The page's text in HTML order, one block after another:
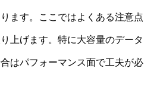
ます。ここではよくある注意点
上げます。特に大容量のデータ
はパフォーマンス面で工夫が必